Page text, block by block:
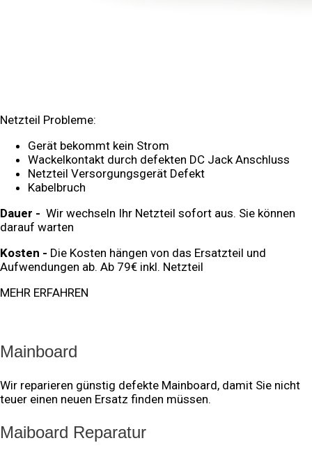
Netzteil Probleme:
Gerät bekommt kein Strom
Wackelkontakt durch defekten DC Jack Anschluss
Netzteil Versorgungsgerät Defekt
Kabelbruch
Dauer - Wir wechseln Ihr Netzteil sofort aus. Sie können
darauf warten
Kosten - Die Kosten hängen von das Ersatzteil und
Aufwendungen ab. Ab 79€ inkl. Netzteil
MEHR ERFAHREN
Mainboard
Wir reparieren günstig defekte Mainboard, damit Sie nicht
teuer einen neuen Ersatz finden müssen.
Maiboard Reparatur